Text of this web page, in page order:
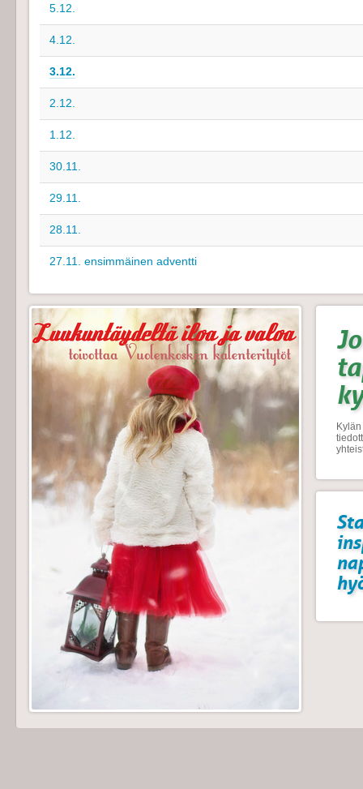
5.12.
4.12.
3.12.
2.12.
1.12.
30.11.
29.11.
28.11.
27.11. ensimmäinen adventti